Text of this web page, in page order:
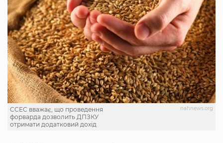
nahnews.org
CCEC вважає, що проведення
форварда дозволить ДПЗКУ
отримати додатковий дохід